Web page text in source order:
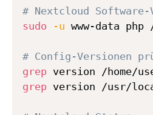
# Nextcloud Software-
sudo
-u www-data
# Config-Versionen
grep
grep version /usr/